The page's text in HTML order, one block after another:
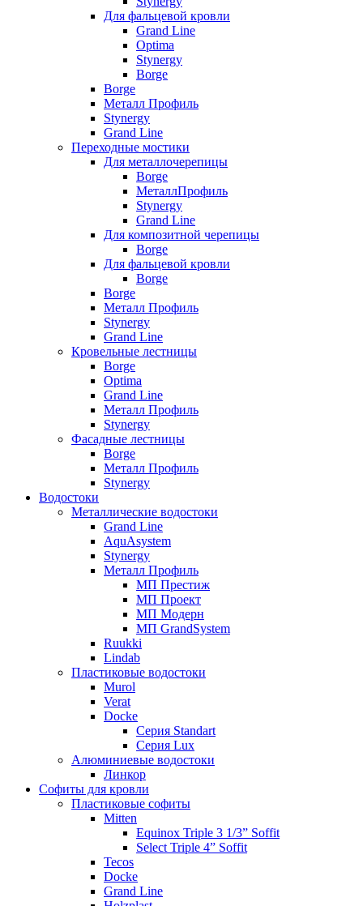
Для фальцевой кровли
Grand Line
Optima
Stynergy
Borge
Borge
Металл Профиль
Stynergy
Grand Line
Переходные мостики
Для металлочерепицы
Borge
МеталлПрофиль
Stynergy
Grand Line
Для композитной черепицы
Borge
Для фальцевой кровли
Borge
Borge
Металл Профиль
Stynergy
Grand Line
Кровельные лестницы
Borge
Optima
Grand Line
Металл Профиль
Stynergy
Фасадные лестницы
Borge
Металл Профиль
Stynergy
Водостоки
Металлические водостоки
Grand Line
AquAsystem
Stynergy
Металл Профиль
МП Престиж
МП Проект
МП Модерн
МП GrandSystem
Ruukki
Lindab
Пластиковые водостоки
Murol
Verat
Docke
Серия Standart
Серия Lux
Алюминиевые водостоки
Линкор
Софиты для кровли
Пластиковые софиты
Mitten
Equinox Triple 3 1/3” Soffit
Select Triple 4” Soffit
Tecos
Docke
Grand Line